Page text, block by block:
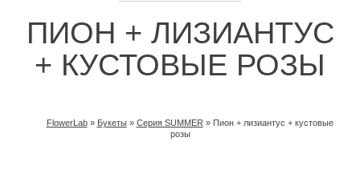
ПИОН + ЛИЗИАНТУС
+ КУСТОВЫЕ РОЗЫ
FlowerLab » Букеты » Серия SUMMER » Пион + лизиантус + кустовые
розы